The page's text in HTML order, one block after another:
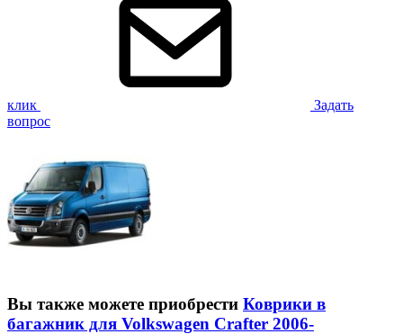
клик
Задать
вопрос
Вы также можете приобрести Коврики в
багажник для Volkswagen Crafter 2006-